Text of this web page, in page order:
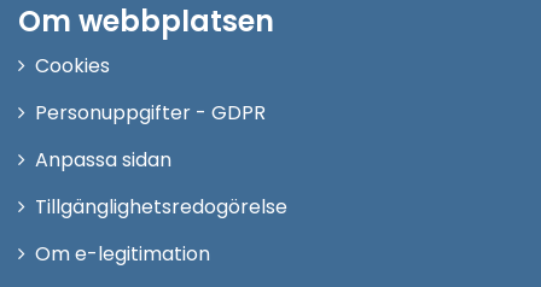
Om webbplatsen
Cookies
Personuppgifter - GDPR
Anpassa sidan
Tillgänglighetsredogörelse
Om e-legitimation